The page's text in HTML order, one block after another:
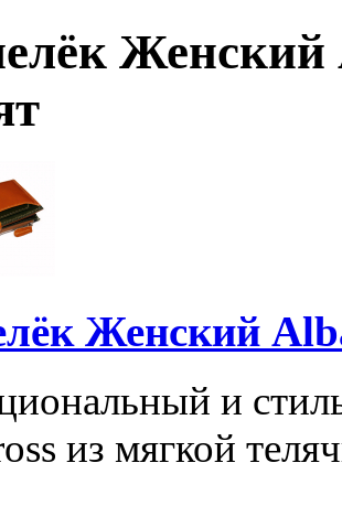
Женский
Женский
и
из мягкой